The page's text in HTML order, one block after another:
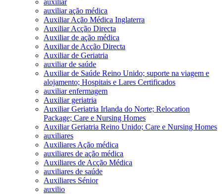
auxiliar ação médica
Auxiliar Ação Médica Inglaterra
Auxiliar Acção Directa
Auxiliar de ação médica
Auxiliar de Acção Directa
Auxiliar de Geriatria
auxiliar de saúde
Auxiliar de Saúde Reino Unido; suporte na viagem e
alojamento; Hospitais e Lares Certificados
auxiliar enfermagem
Auxiliar geriatria
Auxiliar Geriatria Irlanda do Norte; Relocation
Package; Care e Nursing Homes
Auxiliar Geriatria Reino Unido; Care e Nursing Homes
auxiliares
Auxiliares Ação médica
auxiliares de ação médica
Auxiliares de Acção Médica
auxiliares de saúde
Auxiliares Sénior
auxilio